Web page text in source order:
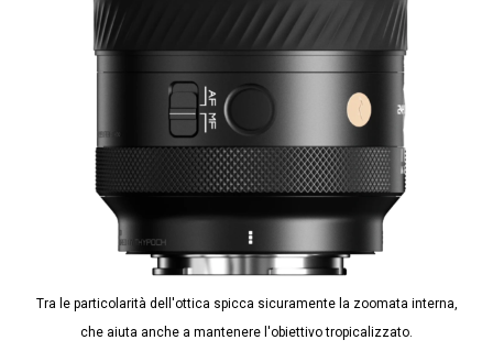
Tra le particolarità dell'ottica spicca sicuramente la zoomata interna,
che aiuta anche a mantenere l'obiettivo tropicalizzato.